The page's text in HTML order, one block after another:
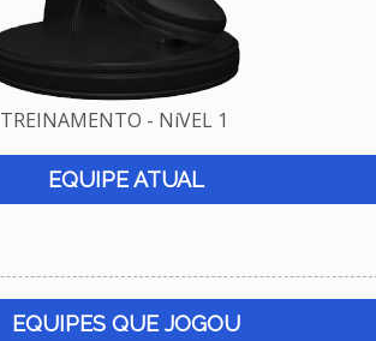
TREINAMENTO - NíVEL 1
EQUIPE ATUAL
EQUIPES QUE JOGOU